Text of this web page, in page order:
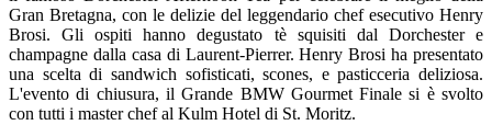
Gran Bretagna, con le delizie del leggendario chef esecutivo Henry
Brosi. Gli ospiti hanno degustato tè squisiti dal Dorchester e
champagne dalla casa di Laurent-Pierrer. Henry Brosi ha presentato
una scelta di sandwich sofisticati, scones, e pasticceria deliziosa.
L'evento di chiusura, il Grande BMW Gourmet Finale si è svolto
con tutti i master chef al Kulm Hotel di St. Moritz.